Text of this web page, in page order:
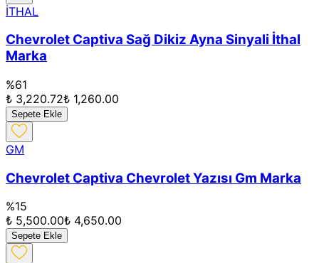
İTHAL
Chevrolet Captiva Sağ Dikiz Ayna Sinyali İthal
Marka
%61
₺ 3,220.72₺ 1,260.00
Sepete Ekle
GM
Chevrolet Captiva Chevrolet Yazısı Gm Marka
%15
₺ 5,500.00₺ 4,650.00
Sepete Ekle